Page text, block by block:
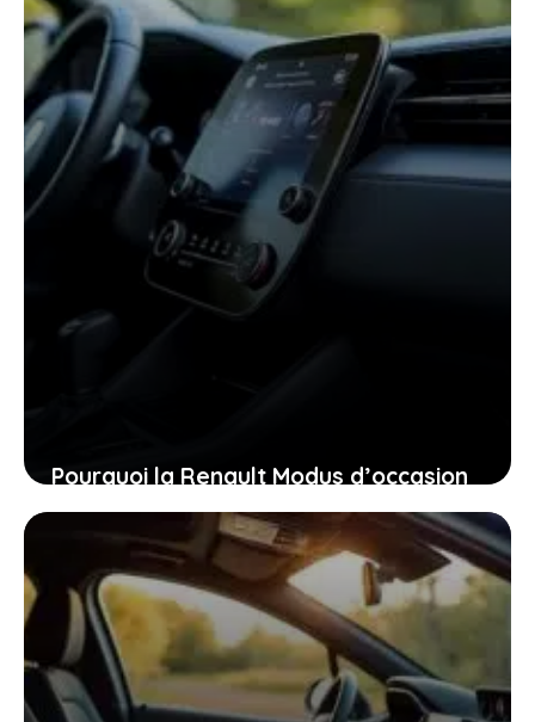
cette ultime chance
27 janvier 2026
Pourquoi la Renault Modus d’occasion
pourrait bien être la voiture idéale
pour vous aujourd’hui
26 janvier 2026